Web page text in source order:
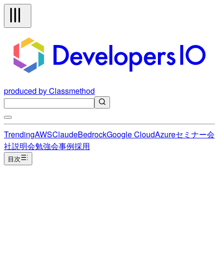
produced by Classmethod
TrendingAWSClaudeBedrockGoogle CloudAzureセミナー会
社説明会勉強会事例採用
目次